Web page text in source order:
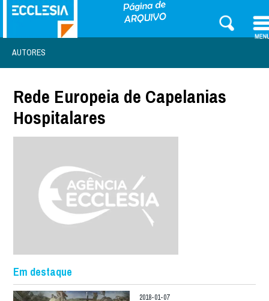
AUTORES
Rede Europeia de Capelanias
Hospitalares
Em destaque
2018-01-07